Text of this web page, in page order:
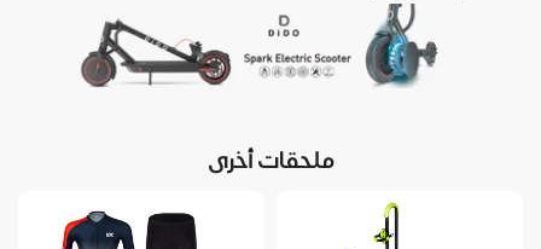
ملحقات أخرى